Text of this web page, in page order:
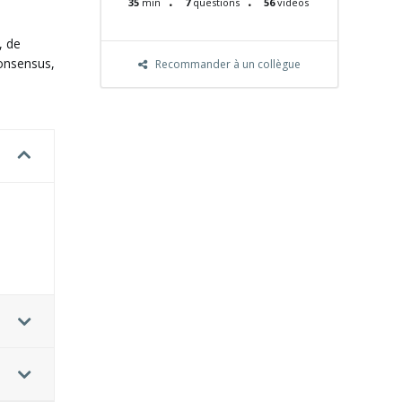
Recommander à un collègue
de